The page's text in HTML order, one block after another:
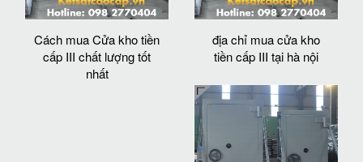
Cách mua Cửa kho tiền
cấp III chất lượng tốt
nhất
địa chỉ mua cửa kho
tiền cấp III tại hà nội